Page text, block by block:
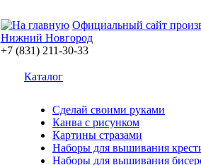
Официальный сайт
Нижний Новгород
+7 (831) 211-30-33
Каталог
Сделай своими руками
Канва с рисунком
Картины стразами
Наборы для вышивания
Наборы для вышивания